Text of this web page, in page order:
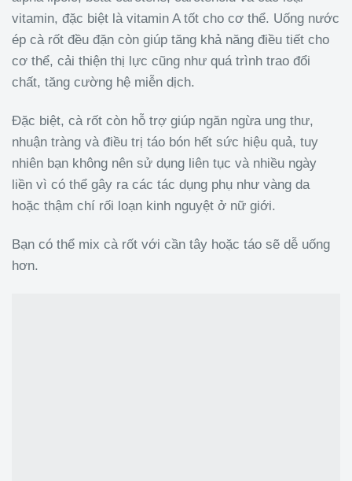
vitamin, đặc biệt là vitamin A tốt cho cơ thể. Uống nước
ép cà rốt đều đặn còn giúp tăng khả năng điều tiết cho
cơ thể, cải thiện thị lực cũng như quá trình trao đổi
chất, tăng cường hệ miễn dịch.
Đặc biệt, cà rốt còn hỗ trợ giúp ngăn ngừa ung thư,
nhuận tràng và điều trị táo bón hết sức hiệu quả, tuy
nhiên bạn không nên sử dụng liên tục và nhiều ngày
liền vì có thể gây ra các tác dụng phụ như vàng da
hoặc thậm chí rối loạn kinh nguyệt ở nữ giới.
Bạn có thể mix cà rốt với cần tây hoặc táo sẽ dễ uống
hơn.